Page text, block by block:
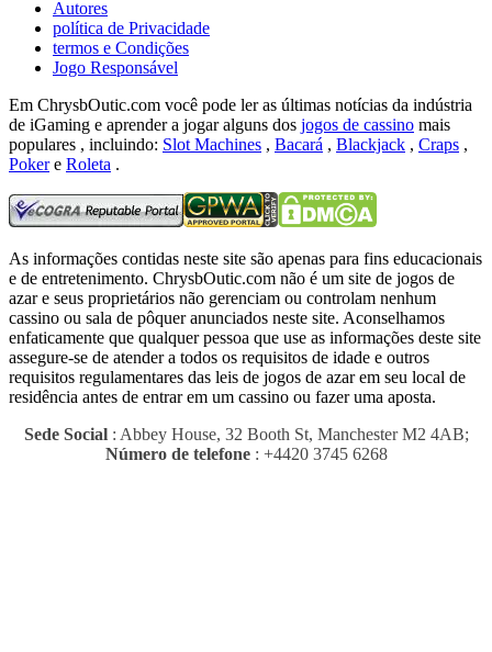
Autores
política de Privacidade
termos e Condições
Jogo Responsável
Em ChrysbOutic.com você pode ler as últimas notícias da indústria
de iGaming e aprender a jogar alguns dos jogos de cassino mais
populares , incluindo: Slot Machines , Bacará , Blackjack , Craps ,
Pokere Roleta .
As informações contidas neste site são apenas para fins educacionais
e de entretenimento. ChrysbOutic.com não é um site de jogos de
azar e seus proprietários não gerenciam ou controlam nenhum
cassino ou sala de pôquer anunciados neste site. Aconselhamos
enfaticamente que qualquer pessoa que use as informações deste site
assegure-se de atender a todos os requisitos de idade e outros
requisitos regulamentares das leis de jogos de azar em seu local de
residência antes de entrar em um cassino ou fazer uma aposta.
Sede Social: Abbey House, 32 Booth St, Manchester M2 4AB;
Número de telefone: +4420 3745 6268